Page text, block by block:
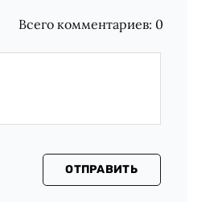
Всего комментариев: 0
ОТПРАВИТЬ